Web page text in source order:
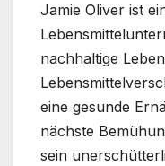
Jamie Oliver ist
nachhaltige
eine gesunde
nächste
sein